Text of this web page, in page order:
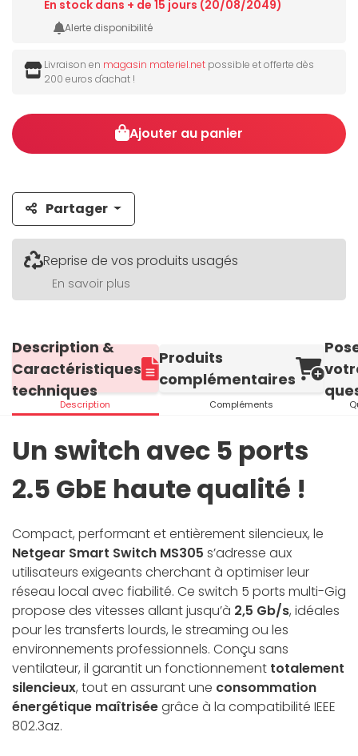
En stock dans + de 15 jours (20/08/2049)
Alerte disponibilité
Livraison en magasin materiel.net possible et offerte dès
200 euros d'achat !
Ajouter au panier
Partager
Reprise de vos produits usagés
En savoir plus
Description &
Caractéristiques
techniques
Description
Produits
complémentaires
Compléments
Un switch avec 5 ports
2.5 GbE haute qualité !
Compact, performant et entièrement silencieux, le
Netgear Smart Switch MS305 s’adresse aux
utilisateurs exigeants cherchant à optimiser leur
réseau local avec fiabilité. Ce switch 5 ports multi-Gig
propose des vitesses allant jusqu’à 2,5 Gb/s, idéales
pour les transferts lourds, le streaming ou les
environnements professionnels. Conçu sans
ventilateur, il garantit un fonctionnement totalement
silencieux, tout en assurant une consommation
énergétique maîtriséegrâce à la compatibilité IEEE
802.3az.